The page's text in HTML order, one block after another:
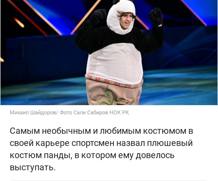
Михаил Шайдоров/ Фото Сали Сабиров НОК РК
Самым необычным и любимым костюмом в
своей карьере спортсмен назвал плюшевый
костюм панды, в котором ему довелось
выступать.